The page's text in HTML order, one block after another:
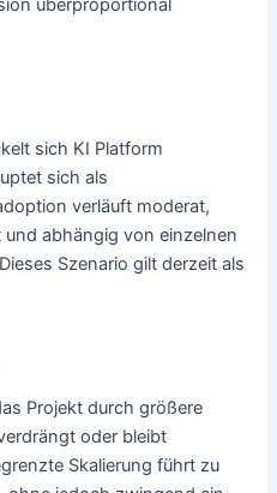
überproportional
sich KI Platform
sich als
verläuft moderat,
abhängig von einzelnen
Szenario gilt derzeit als
Projekt durch größere
oder bleibt
Skalierung führt zu